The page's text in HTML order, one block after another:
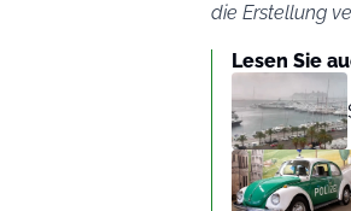
die Erstellung
Lesen Sie